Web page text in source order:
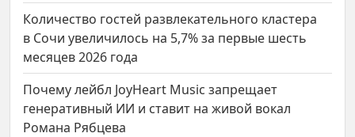
Количество гостей развлекательного кластера
в Сочи увеличилось на 5,7% за первые шесть
месяцев 2026 года
Почему лейбл JoyHeart Music запрещает
генеративный ИИ и ставит на живой вокал
Романа Рябцева